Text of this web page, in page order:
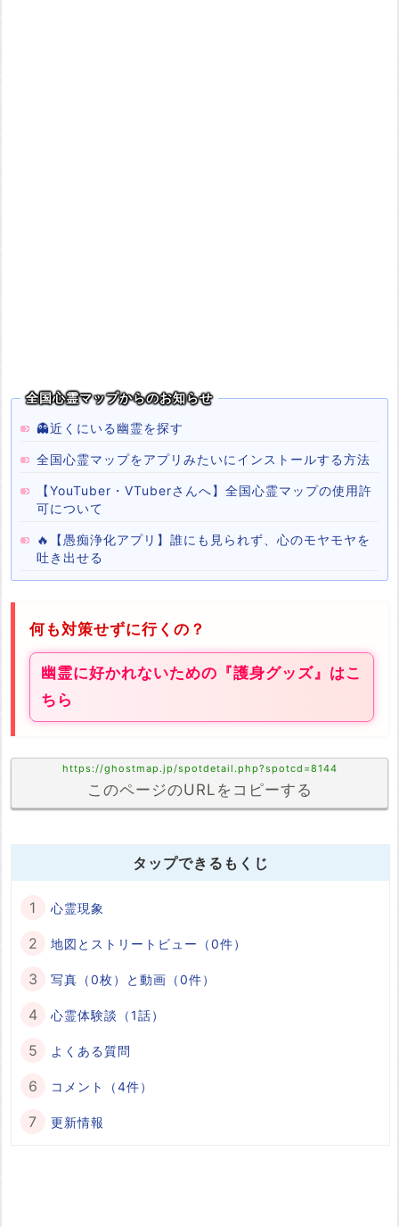
全国心霊マップからのお知らせ
👻近くにいる幽霊を探す
全国心霊マップをアプリみたいにインストールする方法
【YouTuber・VTuberさんへ】全国心霊マップの使用許
可について
🔥【愚痴浄化アプリ】誰にも見られず、心のモヤモヤを
吐き出せる
何も対策せずに行くの？
幽霊に好かれないための『護身グッズ』はこ
ちら
https://ghostmap.jp/spotdetail.php?spotcd=8144
このページのURLをコピーする
タップできるもくじ
心霊現象
地図とストリートビュー（0件）
写真（0枚）と動画（0件）
心霊体験談（1話）
よくある質問
コメント（4件）
更新情報